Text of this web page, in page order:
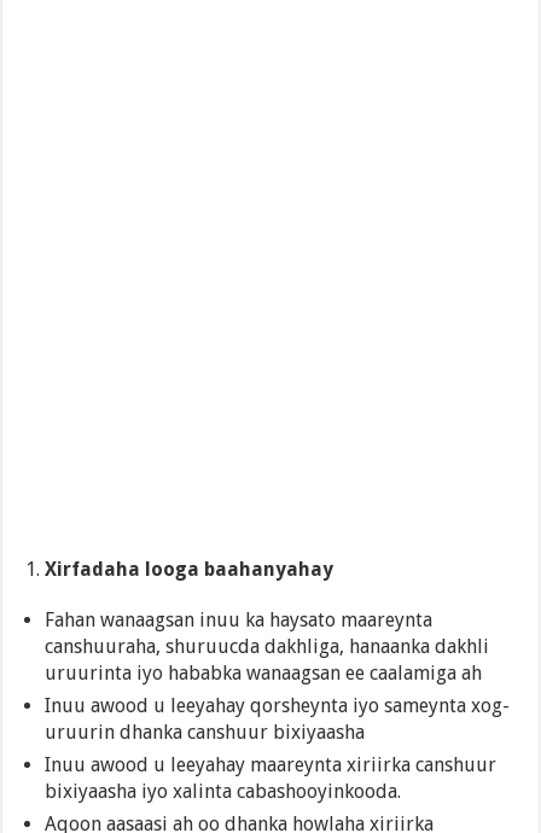
Xirfadaha looga baahanyahay
Fahan wanaagsan inuu ka haysato maareynta
canshuuraha, shuruucda dakhliga, hanaanka dakhli
uruurinta iyo hababka wanaagsan ee caalamiga ah
Inuu awood u leeyahay qorsheynta iyo sameynta xog-
uruurin dhanka canshuur bixiyaasha
Inuu awood u leeyahay maareynta xiriirka canshuur
bixiyaasha iyo xalinta cabashooyinkooda.
Aqoon aasaasi ah oo dhanka howlaha xiriirka